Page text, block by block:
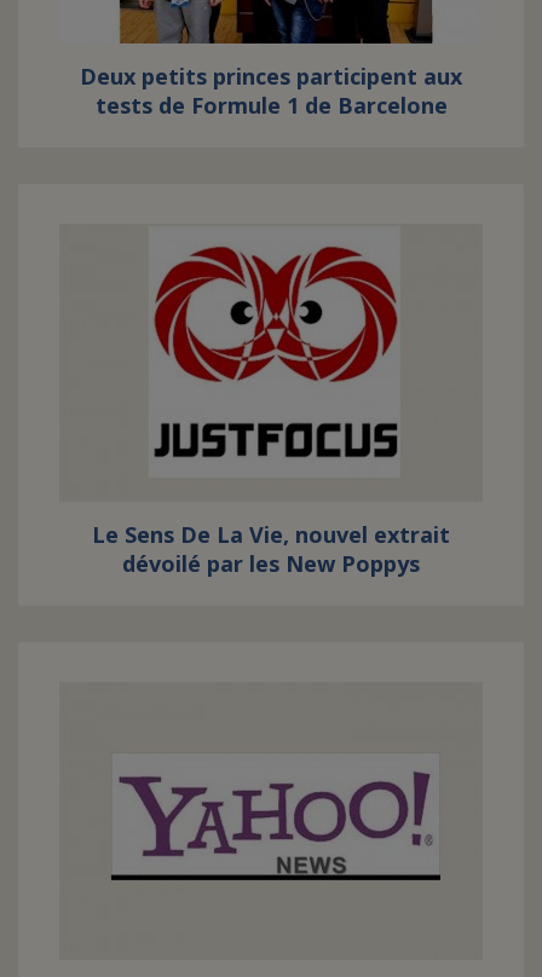
Deux petits princes participent aux
tests de Formule 1 de Barcelone
Le Sens De La Vie, nouvel extrait
dévoilé par les New Poppys